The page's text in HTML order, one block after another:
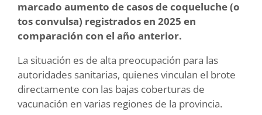
marcado aumento de casos de coqueluche (o
tos convulsa) registrados en 2025 en
comparación con el año anterior.
La situación es de alta preocupación para las
autoridades sanitarias, quienes vinculan el brote
directamente con las bajas coberturas de
vacunación en varias regiones de la provincia.